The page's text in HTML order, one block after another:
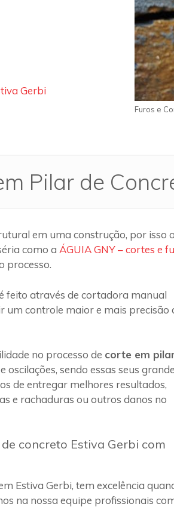
Gerbi
Furos e
Pilar de
em uma construção, por isso
como a ÁGUIA GNY – cortes e
processo.
feito através de cortadora manual
um controle maior e mais precisão
no processo de corte em
sendo essas seus
de entregar melhores resultados,
e rachaduras ou outros danos no
concreto Estiva Gerbi com
Estiva Gerbi, tem excelência
na nossa equipe profissionais